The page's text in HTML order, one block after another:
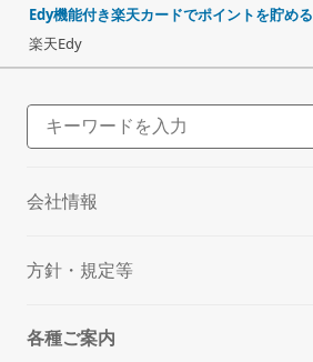
Edy機能付き楽天カードでポイントを貯める
楽天Edy
会社情報
方針・規定等
各種ご案内